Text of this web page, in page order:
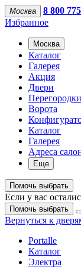
Москва
8 800
Избранное
Москва
Каталог
Галерея
Акция
Двери
Перегородки
Ворота
Каталог
Галерея
Адреса
Еще
Помочь выбрать
Если у вас
Помочь выбрать
Вернуться к
Portalle
Каталог
Электра